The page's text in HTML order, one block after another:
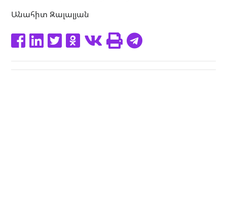
Անահիտ Զալալյան